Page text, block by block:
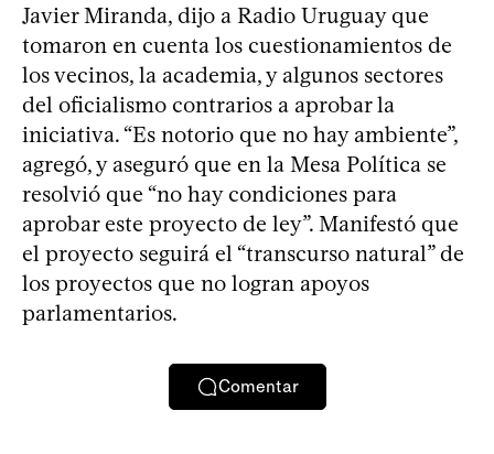
Javier Miranda, dijo a Radio Uruguay que
tomaron en cuenta los cuestionamientos de
los vecinos, la academia, y algunos sectores
del oficialismo contrarios a aprobar la
iniciativa. “Es notorio que no hay ambiente”,
agregó, y aseguró que en la Mesa Política se
resolvió que “no hay condiciones para
aprobar este proyecto de ley”. Manifestó que
el proyecto seguirá el “transcurso natural” de
los proyectos que no logran apoyos
parlamentarios.
Comentar